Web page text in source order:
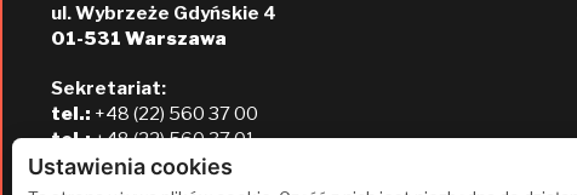
ul. Wybrzeże Gdyńskie 4
01-531 Warszawa
Sekretariat:
tel.: +48 (22) 560 37 00
tel.:+48 (22) 560 37 01
e-mail:pkol@pkol.pl
Ustawienia cookies